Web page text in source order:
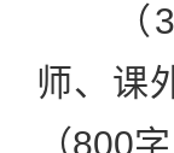
（3
师、课
（800